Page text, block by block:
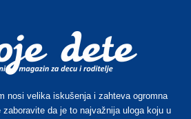
nosi velika iskušenja i zahteva ogromna
zaboravite da je to najvažnija uloga koju u